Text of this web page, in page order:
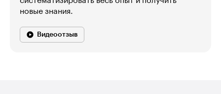
новые знания.
Видеоотзыв